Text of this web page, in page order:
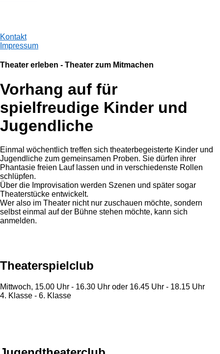
Kontakt
Impressum
Theater erleben - Theater zum Mitmachen
Vorhang auf für
spielfreudige Kinder und
Jugendliche
Einmal wöchentlich treffen sich theaterbegeisterte Kinder und
Jugendliche zum gemeinsamen Proben. Sie dürfen ihrer
Phantasie freien Lauf lassen und in verschiedenste Rollen
schlüpfen.
Über die Improvisation werden Szenen und später sogar
Theaterstücke entwickelt.
Wer also im Theater nicht nur zuschauen möchte, sondern
selbst einmal auf der Bühne stehen möchte, kann sich
anmelden.
Theaterspielclub
Mittwoch, 15.00 Uhr - 16.30 Uhr oder 16.45 Uhr - 18.15 Uhr
4. Klasse - 6. Klasse